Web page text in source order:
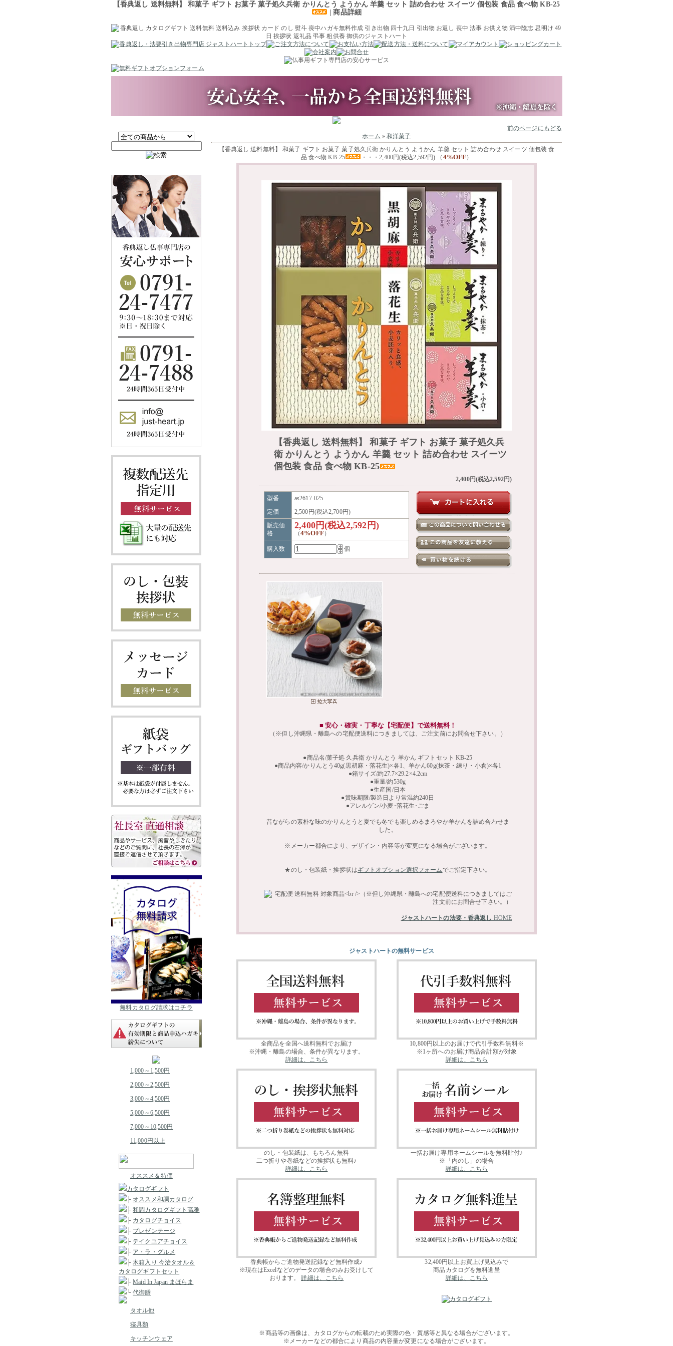
【香典返し 送料無料】 和菓子 ギフト お菓子 菓子処久兵衛 かりんとう ようかん 羊羹 セット 詰め合わせ スイーツ 個包装 食品 食べ物 KB-25
| 商品詳細
無料カタログ請求はコチラ
1,000～1,500円
2,000～2,500円
3,000～4,500円
5,000～6,500円
7,000～10,500円
11,000円以上
オススメ＆特価
カタログギフト
├ オススメ和調カタログ
├和調カタログギフト高雅
├ カタログチョイス
├ プレゼンテージ
├ テイクユアチョイス
├ ア・ラ・グルメ
├ 木箱入り 今治タオル＆
カタログギフトセット
├Maid In Japan まほらま
└代御膳
タオル他
寝具類
キッチンウェア
前のページにもどる
ホーム »和洋菓子
【香典返し 送料無料】 和菓子 ギフト お菓子 菓子処久兵衛 かりんとう ようかん 羊羹 セット 詰め合わせ スイーツ 個包装 食
品 食べ物 KB-25
・・・2,400円(税込2,592円) （ 4%OFF）
【香典返し 送料無料】 和菓子 ギフト お菓子 菓子処久兵
衛 かりんとう ようかん 羊羹 セット 詰め合わせ スイーツ
個包装 食品 食べ物 KB-25
2,400円(税込2,592円)
型番
as2617-025
定価
2,500円(税込2,700円)
販売価
格
2,400円(税込2,592円)
（4%OFF）
購入数 個
■ 安心・確実・丁寧な【宅配便】で送料無料！
（※但し沖縄県・離島への宅配便送料につきましては、ご注文前にお問合せ下さい。）
●商品名/菓子処 久兵衛 かりんとう 羊かん ギフトセット KB-25
●商品内容/かりんとう40g(黒胡麻・落花生)×各1、羊かん60g(抹茶・練り・小倉)×各1
●箱サイズ/約27.7×29.2×4.2cm
●重量/約530g
●生産国/日本
●賞味期限/製造日より常温約240日
●アレルゲン/小麦･落花生･ごま
昔ながらの素朴な味のかりんとうと夏でも冬でも楽しめるまろやか羊かんを詰め合わせま
した。
※メーカー都合により、デザイン・内容等が変更になる場合がございます。
★のし・包装紙・挨拶状はギフトオプション選択フォームでご指定下さい。
ジャストハートの法要・香典返し HOME
ジャストハートの無料サービス
全商品を全国へ送料無料でお届け
※沖縄・離島の場合、条件が異なります。
詳細は、こちら
10,800円以上のお届けで代引手数料無料※
※1ヶ所へのお届け商品合計額が対象
詳細は、こちら
のし・包装紙は、もちろん無料
二つ折りや巻紙などの挨拶状も無料♪
詳細は、こちら
一括お届け専用ネームシールを無料貼付♪
※「内のし」の場合
詳細は、こちら
香典帳からご進物発送記録など無料作成♪
※現在はExcelなどのデータの場合のみお受けして
おります。詳細は、こちら
32,400円以上お買上げ見込みで
商品カタログを無料進呈
詳細は、こちら
※商品等の画像は、カタログからの転載のため実際の色・質感等と異なる場合がございます。
※メーカーなどの都合により商品の内容量が変更になる場合がございます。